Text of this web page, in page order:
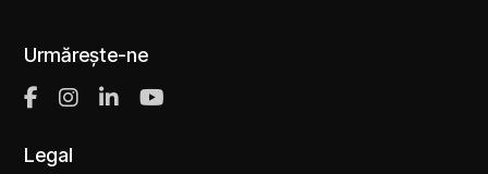
Urmărește-ne
Legal